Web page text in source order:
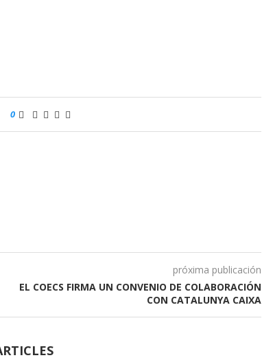
0
próxima publicación
EL COECS FIRMA UN CONVENIO DE COLABORACIÓN
CON CATALUNYA CAIXA